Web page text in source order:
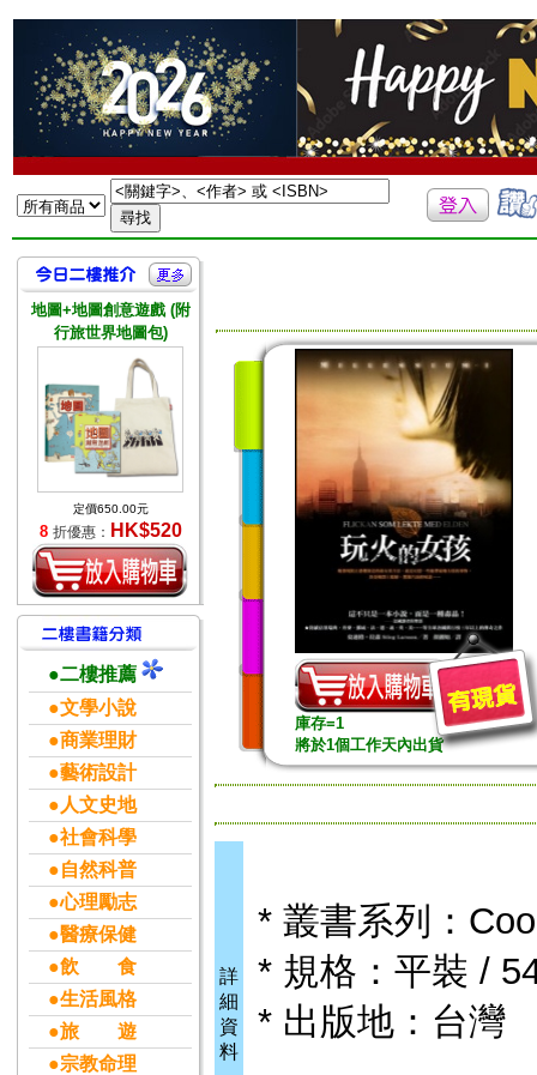
地圖+地圖創意遊戲 (附
行旅世界地圖包)
定價650.00元
8 折優惠： HK$520
●二樓推薦
●文學小說
●商業理財
●藝術設計
●人文史地
●社會科學
●自然科普
●心理勵志
●醫療保健
●飲 食
●生活風格
●旅 遊
●宗教命理
庫存=1
將於1個工作天內出貨
詳
細
資
料
* 叢書系列：
* 規格：平裝 /
* 出版地：台灣